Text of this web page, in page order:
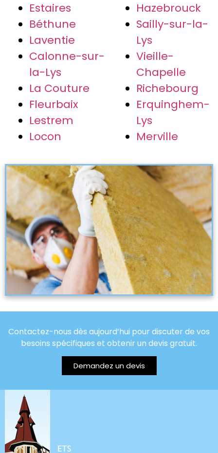
Estaires
Béthune
Laventie
Calonne-sur-
la-Lys
La Couture
Fleurbaix
Lestrem
Locon
Hazebrouck
Sailly-sur-la-
Lys
Vieille-
Chapelle
Richebourg
Erquinghem-
Lys
Merville
Contactez-nous dès aujourd’hui pour discuter de vos
besoins spécifiques et obtenir un devis gratuit.
Demandez un devis